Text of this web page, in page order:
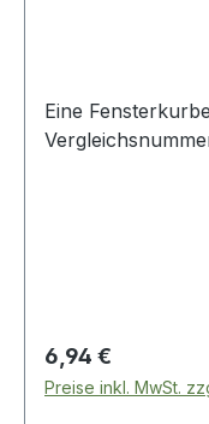
Eine
Regulärer Preis:
6,94 €
Preise inkl. MwSt.